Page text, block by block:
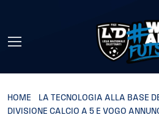
HOME
LA TECNOLOGIA ALLA BASE
DIVISIONE CALCIO A 5 E VOGO